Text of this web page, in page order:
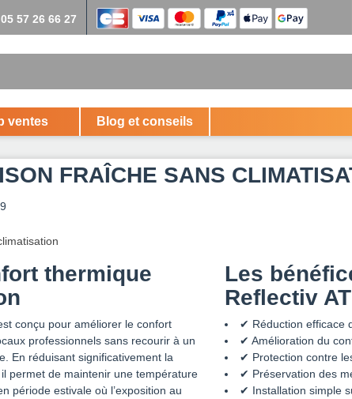
57 26 66 27
ventes Blog et conseils
FRAÎCHE SANS
thermique
conçu pour améliorer le confort
professionnels sans recourir à un
En réduisant significativement la
permet de maintenir une température
période estivale où l’exposition au
Les
Reflectiv
✔ Réduction efficace
✔ Amélioration du
✔ Protection contre
✔ Préservation des
✔ Installation simple